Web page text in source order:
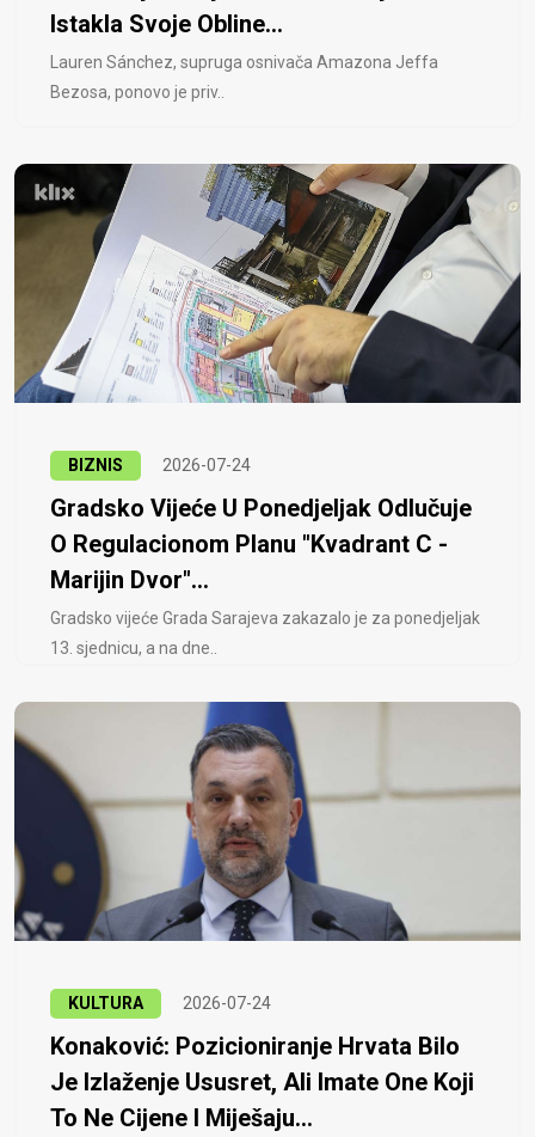
Istakla Svoje Obline...
Lauren Sánchez, supruga osnivača Amazona Jeffa
Bezosa, ponovo je priv..
BIZNIS 2026-07-24
Gradsko Vijeće U Ponedjeljak Odlučuje
O Regulacionom Planu "Kvadrant C -
Marijin Dvor"...
Gradsko vijeće Grada Sarajeva zakazalo je za ponedjeljak
13. sjednicu, a na dne..
KULTURA 2026-07-24
Konaković: Pozicioniranje Hrvata Bilo
Je Izlaženje Ususret, Ali Imate One Koji
To Ne Cijene I Miješaju...